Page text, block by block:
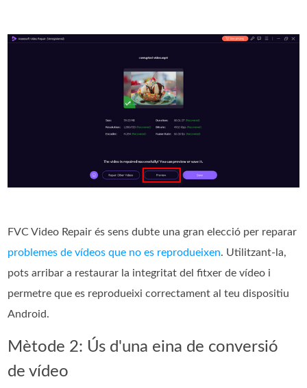
FVC Video Repair és sens dubte una gran elecció per reparar
problemes de vídeos que no es reprodueixen. Utilitzant-la,
pots arribar a restaurar la integritat del fitxer de vídeo i
permetre que es reprodueixi correctament al teu dispositiu
Android.
Mètode 2: Ús d'una eina de conversió
de vídeo